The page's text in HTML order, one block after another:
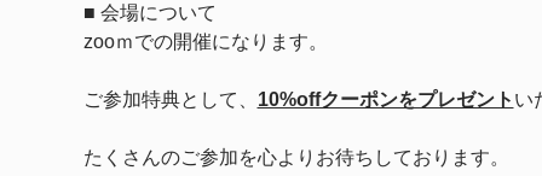
■ 会場について
zooｍでの開催になります。
ご参加特典として、 10%offクーポンをプレゼント い
たくさんのご参加を心よりお待ちしております。